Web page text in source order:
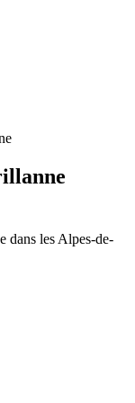
dans les Alpes-de-